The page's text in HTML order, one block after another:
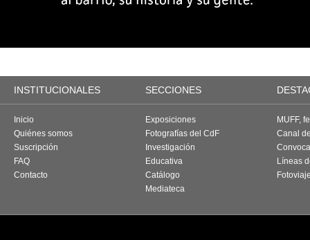
INSTITUCIONALES SECCIONES
Inicio
Quiénes somos
Suscripción
FAQ
Contacto
Exposiciones
Fotografías del CdF
Investigación
Educativa
Catálogo
Mediateca
MUFF,
Canal
Líneas